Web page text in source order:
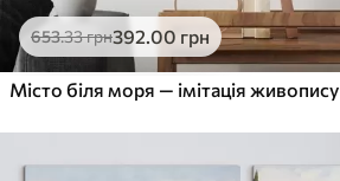
653.33грн392.00 грн
Місто біля моря — імітація живопису